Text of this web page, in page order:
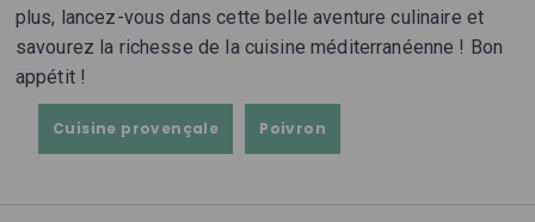
plus, lancez-vous dans cette belle aventure culinaire et
savourez la richesse de la cuisine méditerranéenne ! Bon
appétit !
Cuisine provençale Poivron